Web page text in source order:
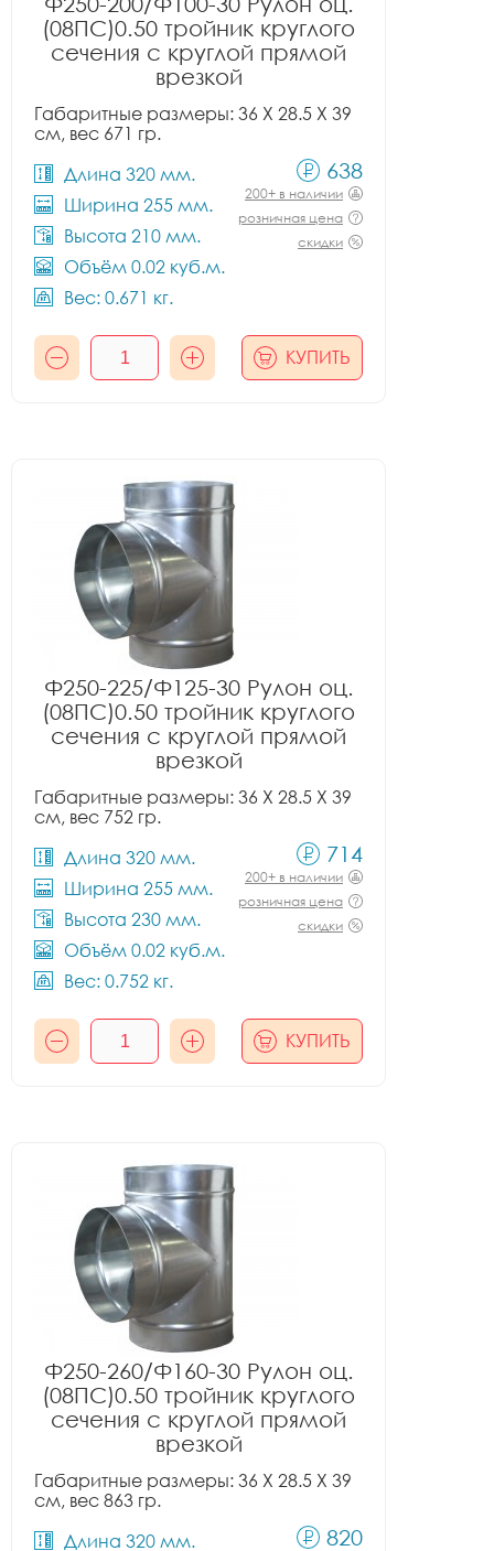
(08ПС)0.50 тройник круглого
сечения с круглой прямой
врезкой
Габаритные размеры: 36 X 28.5 X 39
см, вес 671 гр.
Длина 320 мм.
Ширина 255 мм.
Высота 210 мм.
Объём 0.02 куб.м.
Вес: 0.671 кг.
638
200+ в наличии
розничная цена
скидки
КУПИТЬ
Ф250-225/Ф125-30 Рулон оц.
(08ПС)0.50 тройник круглого
сечения с круглой прямой
врезкой
Габаритные размеры: 36 X 28.5 X 39
см, вес 752 гр.
Длина 320 мм.
Ширина 255 мм.
Высота 230 мм.
Объём 0.02 куб.м.
Вес: 0.752 кг.
714
200+ в наличии
розничная цена
скидки
КУПИТЬ
Ф250-260/Ф160-30 Рулон оц.
(08ПС)0.50 тройник круглого
сечения с круглой прямой
врезкой
Габаритные размеры: 36 X 28.5 X 39
см, вес 863 гр.
Длина 320 мм.
820